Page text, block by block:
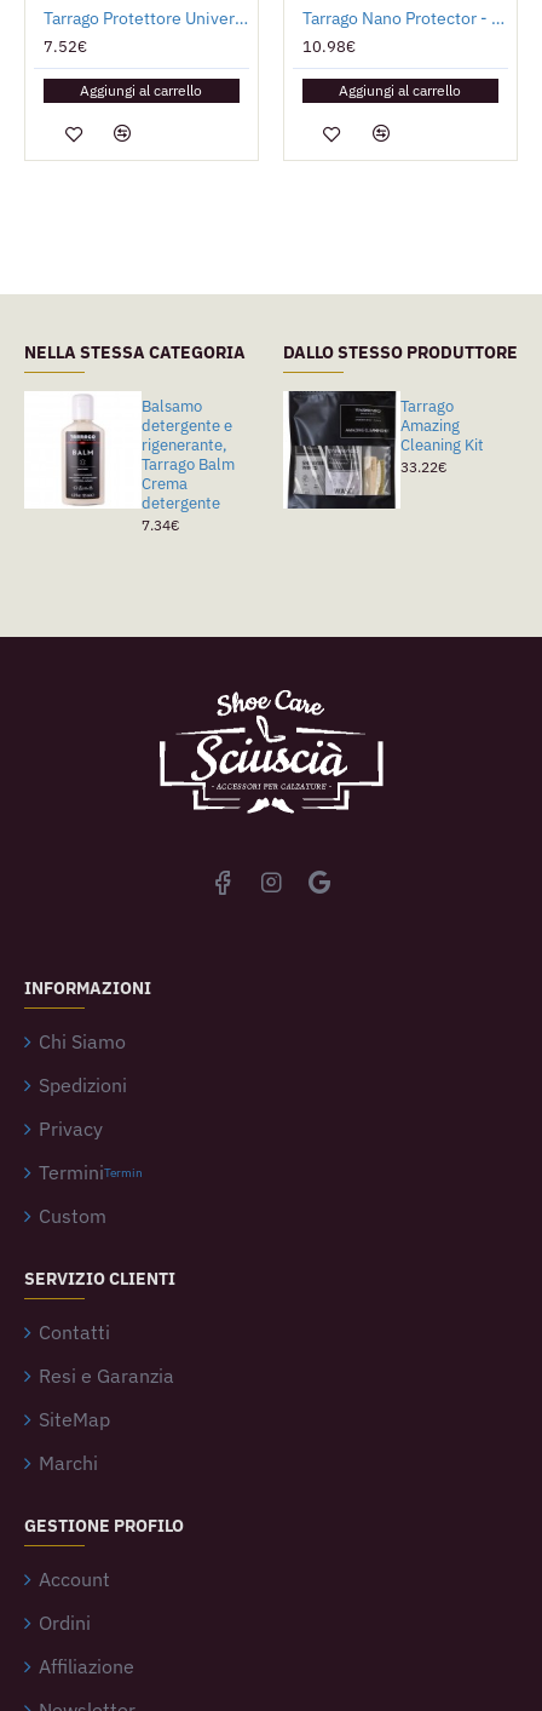
Tarrago Protettore Universale - Antipioggia
7.52€
Aggiungi al carrello
Tarrago Nano Protector - Antipioggia
10.98€
Aggiungi al carrello
NELLA STESSA CATEGORIA
Balsamo
detergente e
rigenerante,
Tarrago Balm
Crema
detergente
7.34€
Tarrago Cleaner
Smacchiatore
Universale
5.89€
DALLO STESSO PRODUTTORE
Tarrago
Amazing
Cleaning Kit
33.22€
INFORMAZIONI
Chi Siamo
Spedizioni
Privacy
TerminiTermin
Custom
SERVIZIO CLIENTI
Contatti
Resi e Garanzia
SiteMap
Marchi
GESTIONE PROFILO
Account
Ordini
Affiliazione